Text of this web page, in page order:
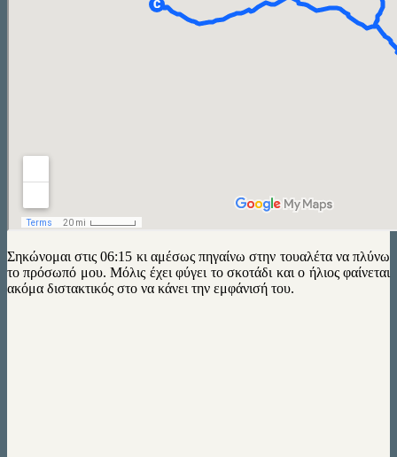
Σηκώνομαι στις 06:15 κι αμέσως πηγαίνω στην τουαλέτα να πλύνω
το πρόσωπό μου. Μόλις έχει φύγει το σκοτάδι και ο ήλιος φαίνεται
ακόμα διστακτικός στο να κάνει την εμφάνισή του.